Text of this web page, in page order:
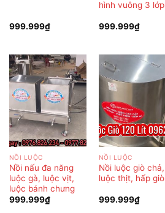
999.999₫
hình vuông 3 lớp
999.999₫
NỒI LUỘC
Nồi nấu đa năng
luộc gà, luộc vịt,
luộc bánh chưng
999.999₫
NỒI LUỘC
Nồi luộc giò chả,
luộc thịt, hấp giò
999.999₫